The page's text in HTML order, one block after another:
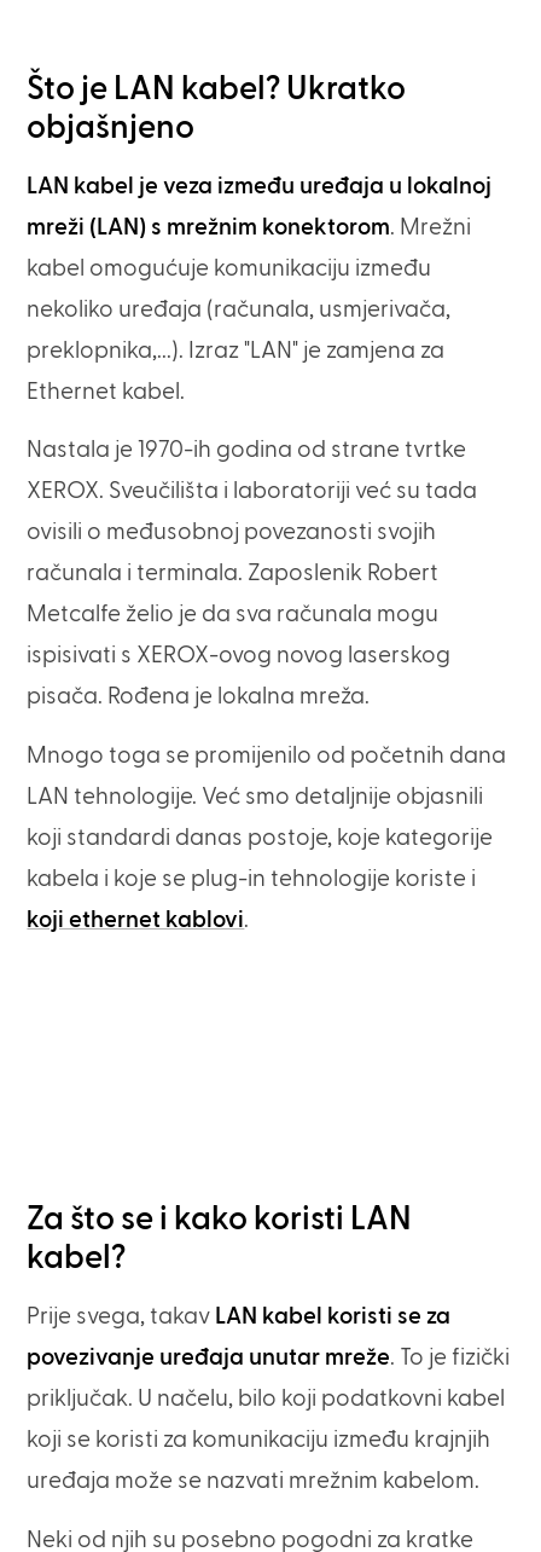
Što je LAN kabel? Ukratko
objašnjeno
LAN kabel je veza između uređaja u lokalnoj
mreži (LAN) s mrežnim konektorom. Mrežni
kabel omogućuje komunikaciju između
nekoliko uređaja (računala, usmjerivača,
preklopnika,...). Izraz "LAN" je zamjena za
Ethernet kabel.
Nastala je 1970-ih godina od strane tvrtke
XEROX. Sveučilišta i laboratoriji već su tada
ovisili o međusobnoj povezanosti svojih
računala i terminala. Zaposlenik Robert
Metcalfe želio je da sva računala mogu
ispisivati s XEROX-ovog novog laserskog
pisača. Rođena je lokalna mreža.
Mnogo toga se promijenilo od početnih dana
LAN tehnologije. Već smo detaljnije objasnili
koji standardi danas postoje, koje kategorije
kabela i koje se plug-in tehnologije koriste i
koji ethernet kablovi.
Za što se i kako koristi LAN
kabel?
Prije svega, takav LAN kabel koristi se za
povezivanje uređaja unutar mreže. To je fizički
priključak. U načelu, bilo koji podatkovni kabel
koji se koristi za komunikaciju između krajnjih
uređaja može se nazvati mrežnim kabelom.
Neki od njih su posebno pogodni za kratke